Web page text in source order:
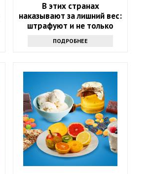
В этих странах
наказывают за лишний вес:
штрафуют и не только
ПОДРОБНЕЕ